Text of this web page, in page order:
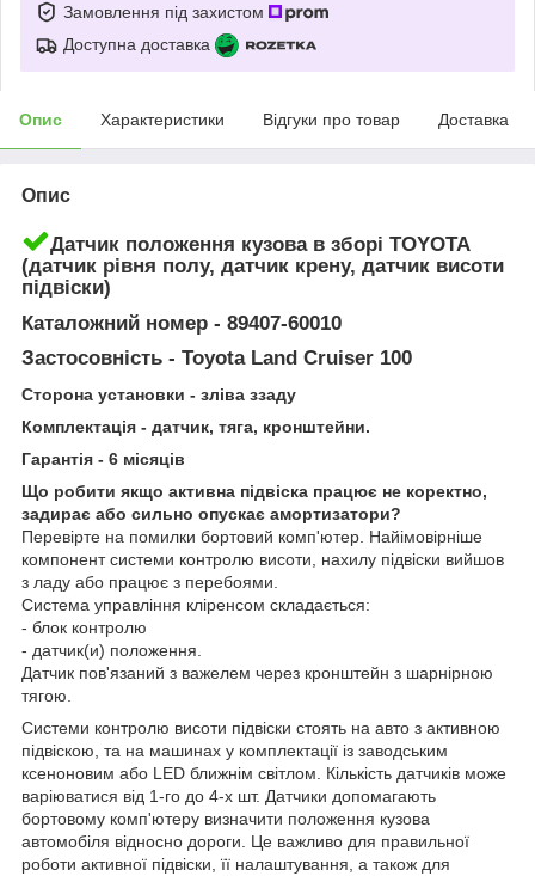
Замовлення під захистом
Доступна доставка
Опис Характеристики Відгуки про товар Доставка
Опис
Датчик положення кузова в зборі TOYOTA
(датчик рівня полу, датчик крену, датчик висоти
підвіски)
Каталожний номер - 89407-60010
Застосовність - Toyota Land Cruiser 100
Сторона установки - зліва ззаду
Комплектація - датчик, тяга, кронштейни.
Гарантія - 6 місяців
Що робити якщо активна підвіска працює не коректно,
задирає або сильно опускає амортизатори?
Перевірте на помилки бортовий комп'ютер. Найімовірніше
компонент системи контролю висоти, нахилу підвіски вийшов
з ладу або працює з перебоями.
Система управління кліренсом складається:
- блок контролю
- датчик(и) положення.
Датчик пов'язаний з важелем через кронштейн з шарнірною
тягою.
Системи контролю висоти підвіски стоять на авто з активною
підвіскою, та на машинах у комплектації із заводським
ксеноновим або LED ближнім світлом. Кількість датчиків може
варіюватися від 1-го до 4-х шт. Датчики допомагають
бортовому комп'ютеру визначити положення кузова
автомобіля відносно дороги. Це важливо для правильної
роботи активної підвіски, її налаштування, а також для